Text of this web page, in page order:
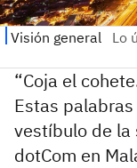
“Coja el
Estas
vestíbulo de la
dotCom en